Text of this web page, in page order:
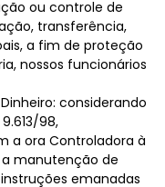
ou controle de
transferência,
a fim de proteção
nossos funcionários
considerando
98,
a ora Controladora à
manutenção de
emanadas